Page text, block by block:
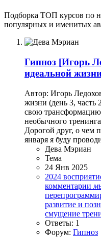
Подборка ТОП курсов по
популярных и именитых
Гипноз [Игорь
идеальной
Автор: Игорь
жизни (день 3, часть
свою
необычного
Дорогой друг, о чем
января я буду
Дева Мэриан
Тема
24 Янв 2025
2024
комментарии
развитие и
смущение
Ответы: 1
Форум: Гипноз